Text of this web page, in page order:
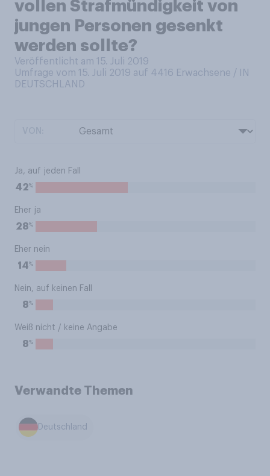
vollen Strafmündigkeit von
jungen Personen gesenkt
werden sollte?
Veröffentlicht am 15. Juli 2019
Umfrage vom 15. Juli 2019 auf 4416 Erwachsene / IN
DEUTSCHLAND
Ja, auf jeden Fall
42%
Eher ja
28%
Eher nein
14%
Nein, auf keinen Fall
8%
Weiß nicht / keine Angabe
8%
Verwandte Themen
Deutschland